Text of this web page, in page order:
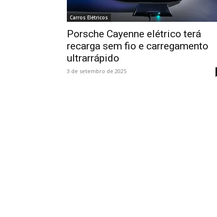
Carros Elétricos
Porsche Cayenne elétrico terá
recarga sem fio e carregamento
ultrarrápido
3 de setembro de 2025